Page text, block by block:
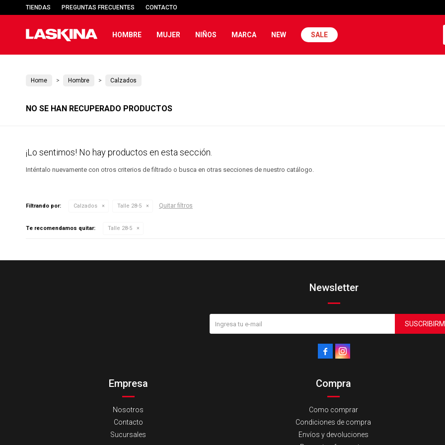
HOMBRE MUJER NIÑOS MARCA NEW SALE
TIENDAS PREGUNTAS FRECUENTES CONTACTO
Home Hombre Calzados
NO SE HAN RECUPERADO PRODUCTOS
¡Lo sentimos! No hay productos en esta sección.
Inténtalo nuevamente con otros criterios de filtrado o busca en otras secciones de nuestro catálogo.
Filtrando por: Calzados Talle 28-5 Quitar filtros
Te recomendamos quitar: Talle 28-5
Empresa
Nosotros
Contacto
Sucursales
Compra
Como comprar
Condiciones de compra
Envíos y devoluciones
Newsletter
 